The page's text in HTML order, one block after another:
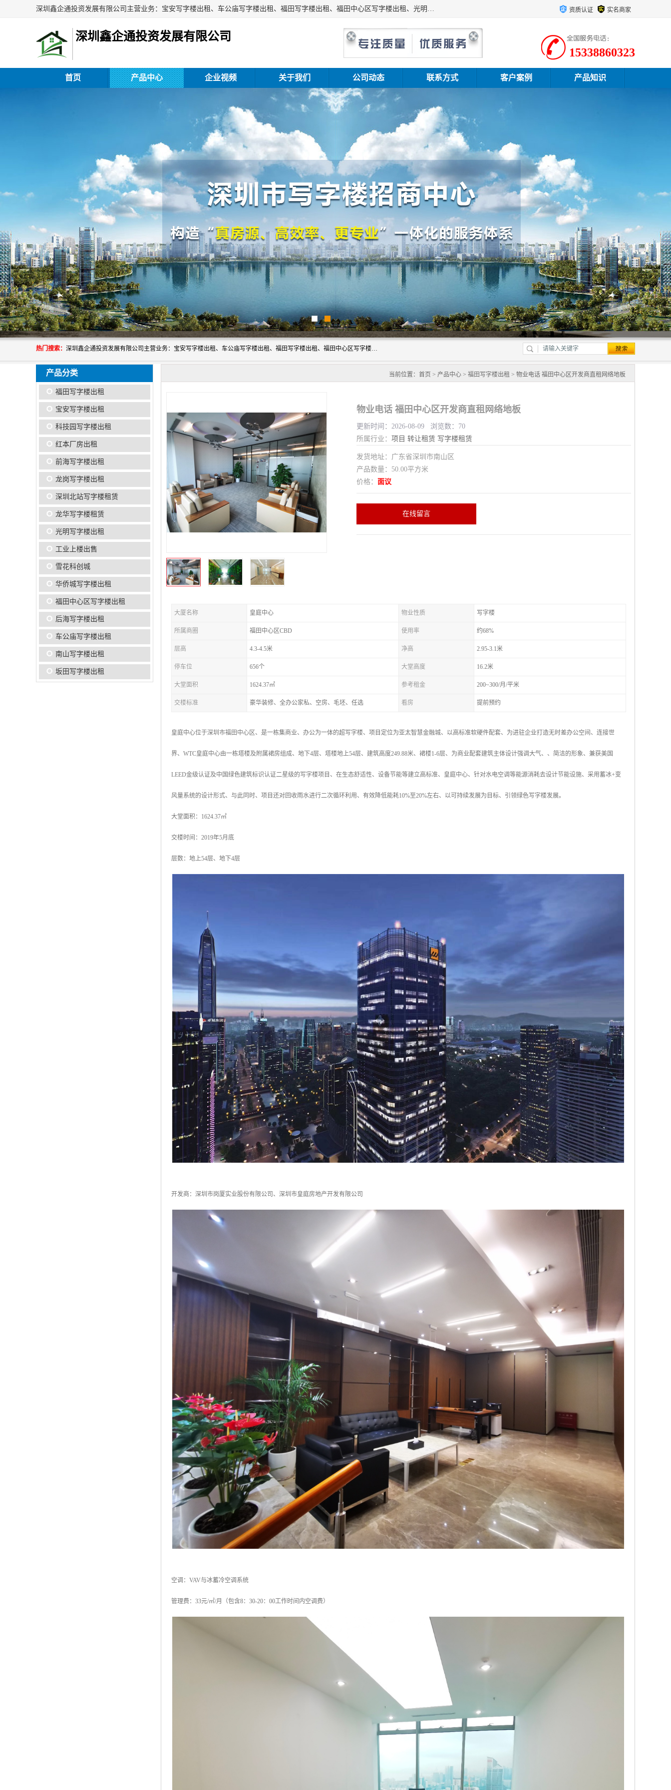
深圳鑫企通投资发展有限公司主营业务：宝安写字楼出租、车公庙写字楼出租、福田写字楼出租、福田中心区写字楼出租、光明写字楼出租、后海写字楼出租、科技园写字楼出租、南山写字楼出租等。公司专注为写字楼提供整体解决方案的化服务，依托于长期的写字楼线下运营经验和积累，以及丰富的互联网从业经验，拥有完善的服务架构体系、丰富的行业经验、与充分的销售资源。 资质认证 实名商家
深圳鑫企通投资发展有限公司
15338860323
首页 产品中心 企业视频 关于我们 公司动态 联系方式 客户案例 产品知识
热门搜索： 深圳鑫企通投资发展有限公司主营业务：宝安写字楼出租、车公庙写字楼出租、福田写字楼出租、福田中心区写字楼出租、光明写字楼出租、后海写字楼出租、科技园写字楼出租、南山写字楼出租等。公司专注为写字楼提供整体解决方案的化服务，依托于长期的写字楼线下运营经验和积累，以及丰富的互联网从业经验，拥有完善的服务架构体系、丰富的行业经验、与充分的销售资源。
产品分类
福田写字楼出租
宝安写字楼出租
科技园写字楼出租
红本厂房出租
前海写字楼出租
龙岗写字楼出租
深圳北站写字楼租赁
龙华写字楼租赁
光明写字楼出租
工业上楼出售
雪花科创城
华侨城写字楼出租
福田中心区写字楼出租
后海写字楼出租
车公庙写字楼出租
南山写字楼出租
坂田写字楼出租
当前位置： 首页 > 产品中心 > 福田写字楼出租 > 物业电话 福田中心区开发商直租网络地板
物业电话 福田中心区开发商直租网络地板
更新时间：2026-08-09 浏览数：70
所属行业： 项目 转让租赁 写字楼租赁
发货地址：广东省深圳市南山区
产品数量：50.00平方米
价格： 面议
在线留言
大厦名称 皇庭中心 物业性质 写字楼
所属商圈 福田中心区CBD 使用率 约68%
层高 4.3-4.5米 净高 2.95-3.1米
停车位 656个 大堂高度 16.2米
大堂面积 1624.37㎡ 参考租金 200~300/月/平米
交楼标准 豪华装修、全办公家私、空房、毛坯、任选 看房 提前预约
皇庭中心位于深圳市福田中心区、是一栋集商业、办公为一体的超写字楼、项目定位为亚太智慧金融城、以高标准软硬件配套、为进驻企业打造无时差办公空间、连接世
界、WTC皇庭中心由一栋塔楼及附属裙房组成、地下4层、塔楼地上54层、建筑高度249.88米、裙楼1-6层、为商业配套建筑主体设计强调大气、、简洁的形象、兼获美国
LEED金级认证及中国绿色建筑标识认证二星级的写字楼项目、在生态舒适性、设备节能等建立高标准、皇庭中心、针对水电空调等能源消耗去设计节能设施、采用蓄冰+变
风量系统的设计形式、与此同时、项目还对回收雨水进行二次循环利用、有效降低能耗10%至20%左右、以可持续发展为目标、引领绿色写字楼发展。
大堂面积：1624.37㎡
交楼时间：2019年5月底
层数：地上54层、地下4层
开发商：深圳市岗厦实业股份有限公司、深圳市皇庭房地产开发有限公司
空调：VAV与冰蓄冷空调系统
管理费：33元/㎡/月（包含8：30-20：00工作时间内空调费）